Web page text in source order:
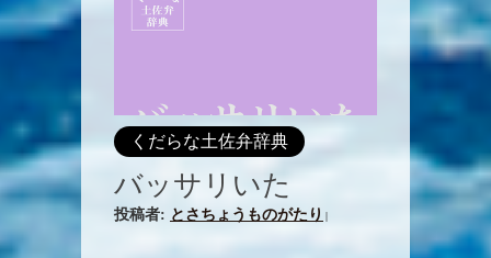
くだらな土佐弁辞典
バッサリいた
投稿者: とさちょうものがたり